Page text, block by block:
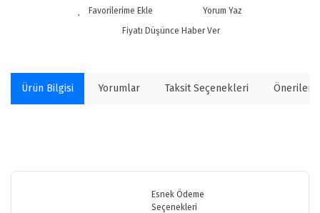
Yorum Yaz
Fiyatı Düşünce Haber Ver
Ürün Bilgisi Yorumlar Taksit Seçenekleri
Bu ürüne ilk yorumu siz yapın!
Görüş ve önerileriniz için teşekkür ederiz.
Esnek Ödeme
Seçenekleri